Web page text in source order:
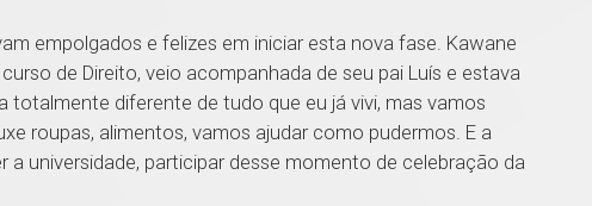
empolgados e felizes em iniciar esta nova fase. Kawane
de Direito, veio acompanhada de seu pai Luís e estava
totalmente diferente de tudo que eu já vivi, mas vamos
roupas, alimentos, vamos ajudar como pudermos. E a
a universidade, participar desse momento de celebração da